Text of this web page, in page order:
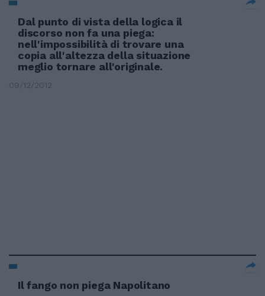
Dal punto di vista della logica il
discorso non fa una piega:
nell'impossibilità di trovare una
copia all'altezza della situazione
meglio tornare all'originale.
09/12/2012
Il fango non piega Napolitano